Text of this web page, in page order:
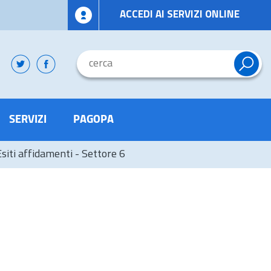
ACCEDI AI SERVIZI ONLINE
SERVIZI PAGOPA
affidamenti - Settore 6